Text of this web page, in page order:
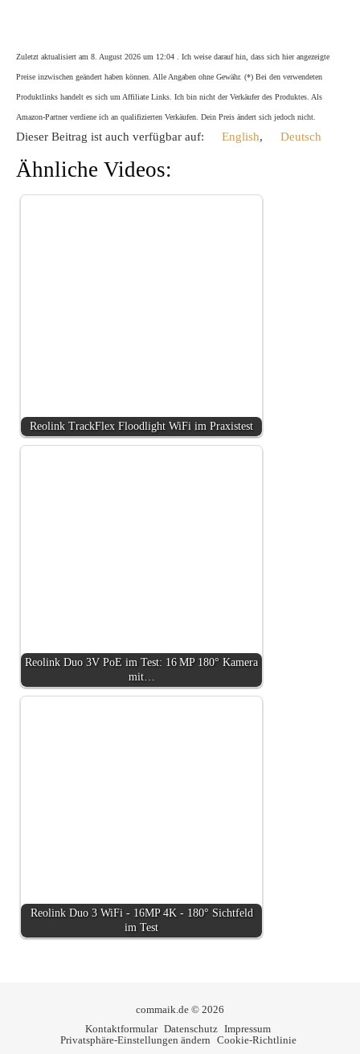
Zuletzt aktualisiert am 8. August 2026 um 12:04 . Ich weise darauf hin, dass sich hier angezeigte
Preise inzwischen geändert haben können. Alle Angaben ohne Gewähr. (*) Bei den verwendeten
Produktlinks handelt es sich um Affiliate Links. Ich bin nicht der Verkäufer des Produktes. Als
Amazon-Partner verdiene ich an qualifizierten Verkäufen. Dein Preis ändert sich jedoch nicht.
Dieser Beitrag ist auch verfügbar auf: English Deutsch
Ähnliche Videos:
Reolink TrackFlex Floodlight WiFi im Praxistest
Reolink Duo 3V PoE im Test: 16 MP 180° Kamera
mit…
Reolink Duo 3 WiFi - 16MP 4K - 180° Sichtfeld
im Test
commaik.de © 2026
Kontaktformular Datenschutz Impressum
Privatsphäre-Einstellungen ändern Cookie-Richtlinie